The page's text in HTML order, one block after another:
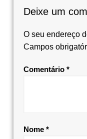
Deixe um
O seu endereço
Campos
Comentário *
Nome *